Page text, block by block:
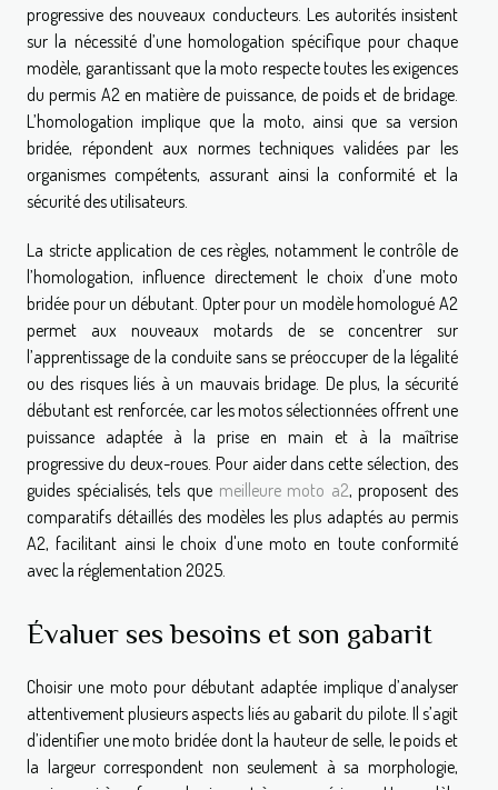
progressive des nouveaux conducteurs. Les autorités insistent
sur la nécessité d’une homologation spécifique pour chaque
modèle, garantissant que la moto respecte toutes les exigences
du permis A2 en matière de puissance, de poids et de bridage.
L’homologation implique que la moto, ainsi que sa version
bridée, répondent aux normes techniques validées par les
organismes compétents, assurant ainsi la conformité et la
sécurité des utilisateurs.
La stricte application de ces règles, notamment le contrôle de
l’homologation, influence directement le choix d’une moto
bridée pour un débutant. Opter pour un modèle homologué A2
permet aux nouveaux motards de se concentrer sur
l’apprentissage de la conduite sans se préoccuper de la légalité
ou des risques liés à un mauvais bridage. De plus, la sécurité
débutant est renforcée, car les motos sélectionnées offrent une
puissance adaptée à la prise en main et à la maîtrise
progressive du deux-roues. Pour aider dans cette sélection, des
guides spécialisés, tels que meilleure moto a2, proposent des
comparatifs détaillés des modèles les plus adaptés au permis
A2, facilitant ainsi le choix d'une moto en toute conformité
avec la réglementation 2025.
Évaluer ses besoins et son gabarit
Choisir une moto pour débutant adaptée implique d’analyser
attentivement plusieurs aspects liés au gabarit du pilote. Il s’agit
d’identifier une moto bridée dont la hauteur de selle, le poids et
la largeur correspondent non seulement à sa morphologie,